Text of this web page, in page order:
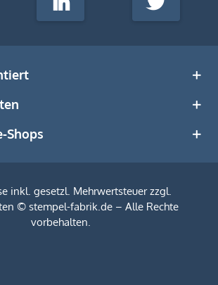
LinkedIn Twitter
Shops
inkl. gesetzl. Mehrwertsteuer zzgl.
© stempel-fabrik.de – Alle Rechte
vorbehalten.